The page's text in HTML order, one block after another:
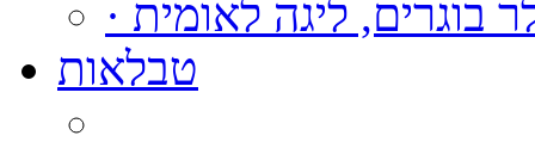
בוגרים, ליגה לאומית
טבלאות